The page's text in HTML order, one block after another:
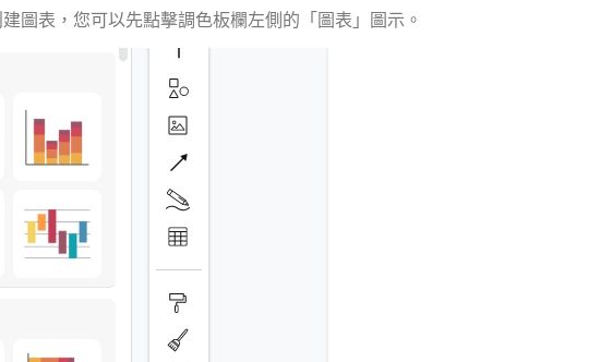
圖表，您可以先點擊調色板欄左側的「圖表」圖示。